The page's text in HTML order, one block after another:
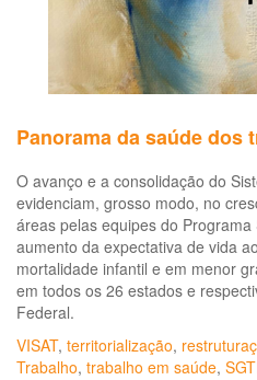
Panorama da saúde dos
O avanço e a consolidação do
evidenciam, grosso modo, no
áreas pelas equipes do
aumento da expectativa de vida
mortalidade infantil e em menor
em todos os 26 estados e
Federal.
VISAT, territorialização,
Trabalho, trabalho em saúde,